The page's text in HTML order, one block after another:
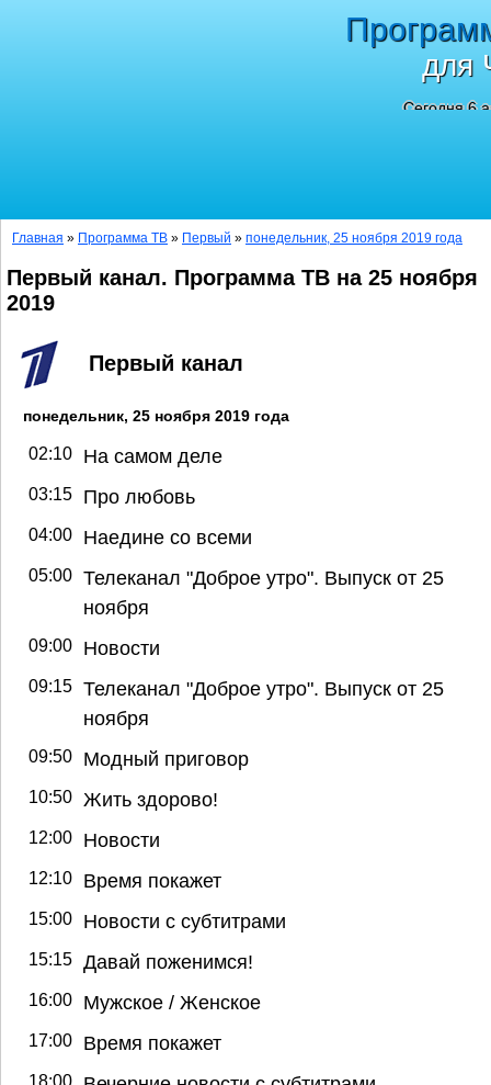
для
Сегодня 6
Главная » Программа ТВ » Первый » понедельник, 25 ноября 2019 года
Первый канал. Программа ТВ на 25 ноября
2019
Первый канал
понедельник, 25 ноября 2019 года
02:10 На самом деле
03:15 Про любовь
04:00 Наедине со всеми
05:00 Телеканал "Доброе утро". Выпуск от 25
ноября
09:00 Новости
09:15 Телеканал "Доброе утро". Выпуск от 25
ноября
09:50 Модный приговор
10:50 Жить здорово!
12:00 Новости
12:10 Время покажет
15:00 Новости с субтитрами
15:15 Давай поженимся!
16:00 Мужское / Женское
17:00 Время покажет
18:00